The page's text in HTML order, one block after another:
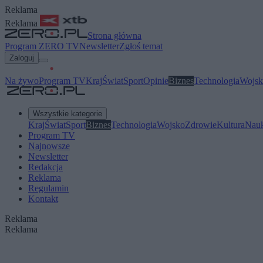
Reklama
Reklama
Strona główna
Program ZERO TVNewsletterZgłoś temat
Zaloguj
Na żywoProgram TVKrajŚwiatSportOpinieBiznesTechnologia
Wszystkie kategorie
KrajŚwiatSportBiznesTechnologiaWojskoZdrowieKultura
Program TV
Najnowsze
Newsletter
Redakcja
Reklama
Regulamin
Kontakt
Reklama
Reklama